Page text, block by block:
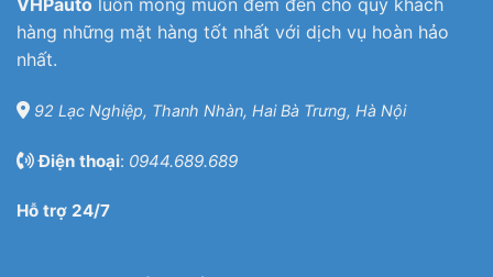
hàng những mặt hàng tốt nhất với dịch vụ hoàn hảo
nhất.
92 Lạc Nghiệp, Thanh Nhàn, Hai Bà Trưng, Hà Nội
Điện thoại: 0944.689.689
Hỗ trợ 24/7